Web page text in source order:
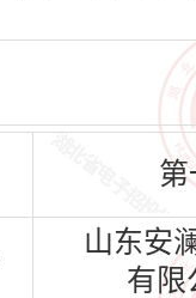
第
山东安
有限